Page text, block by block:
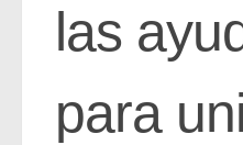
las
para